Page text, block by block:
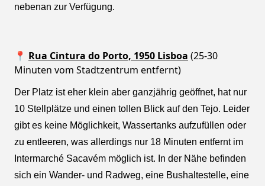
nebenan zur Verfügung.
📍 Rua Cintura do Porto, 1950 Lisboa (25-30
Minuten vom Stadtzentrum entfernt)
Der Platz ist eher klein aber ganzjährig geöffnet, hat nur
10 Stellplätze und einen tollen Blick auf den Tejo. Leider
gibt es keine Möglichkeit, Wassertanks aufzufüllen oder
zu entleeren, was allerdings nur 18 Minuten entfernt im
Intermarché Sacavém möglich ist. In der Nähe befinden
sich ein Wander- und Radweg, eine Bushaltestelle, eine